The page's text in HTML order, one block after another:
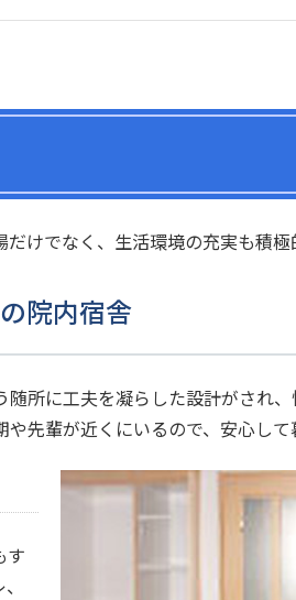
けでなく、生活環境の充実も積極
院内宿舎
所に工夫を凝らした設計がされ、
先輩が近くにいるので、安心して
す